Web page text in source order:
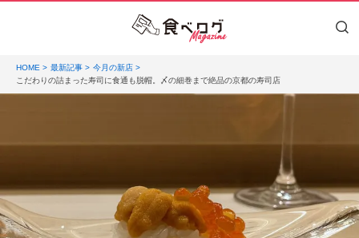
HOME 最新記事
今月の新店
こだわりの詰まった寿司に食通も脱帽。〆の細巻まで絶品の京都の寿司店